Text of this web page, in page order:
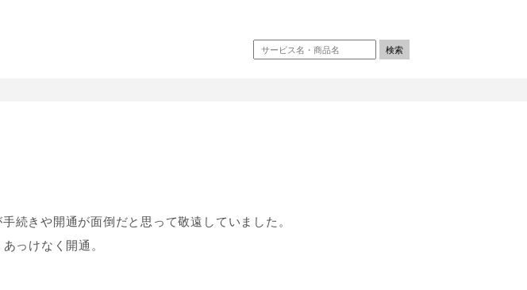
続きや開通が面倒だと思って敬遠していました。
っけなく開通。